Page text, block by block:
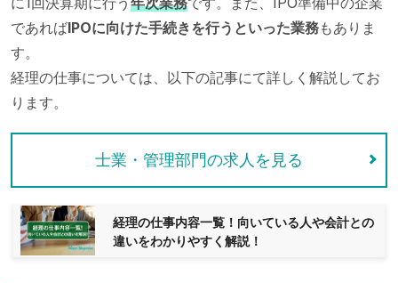
であればIPOに向けた手続きを行うといった業務もありま
す。
経理の仕事については、以下の記事にて詳しく解説してお
ります。
士業・管理部門の求人を見る
経理の仕事内容一覧！向いている人や会計との
違いをわかりやすく解説！